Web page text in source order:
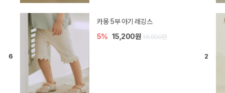
카몽 5부 아기 레깅스
5% 15,200원 16,000원